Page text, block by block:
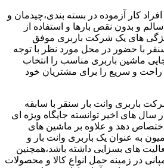
کار آزموده در بسته بندی،چیدمان و
و بدون نقص بارها و استفاده از
ویژگی های یک شرکت باربری موفق
با حضور در محل مورد نظر با توجه
ماشین باربری مناسب را انتخاب
راحت و سریع را برای مشتریان خود
باربری وانت بار سنقر با سابقه
های اخیر توانسته جایگاه ویژه ای
دهد و علاوه بر ماشین های
به عنوان یک باربری وانت بار و
های بسزایی داشته باشد،همچنین
در زمینه حمل انواع کالا و محصولات